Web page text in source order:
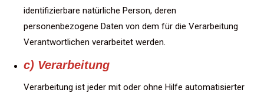
identifizierbare natürliche Person, deren
personenbezogene Daten von dem für die Verarbeitung
Verantwortlichen verarbeitet werden.
c) Verarbeitung
Verarbeitung ist jeder mit oder ohne Hilfe automatisierter